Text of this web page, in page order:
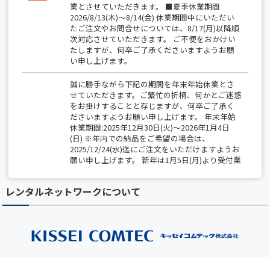
業とさせていただきます。 ■夏季休業期間
2026/8/13(木)～8/14(金) 休業期間中にいただい
たご注文やお問合せについては、8/17(月)以降順
次対応させていただきます。 ご不便をおかけい
たしますが、何卒ご了承くださいますようお願
い申し上げます。
誠に勝手ながら下記の期間を年末年始休業とさ
せていただきます。ご繁忙の折柄、何かとご迷惑
をお掛けすることと存じますが、何卒ご了承く
ださいますようお願い申し上げます。 年末年始
休業期間:2025年12月30日(火)～2026年1月4日
(日) ※年内での納品をご希望の場合は、
2025/12/24(水)迄にご注文をいただけますようお
願い申し上げます。 新年は1月5日(月)より受付業
【夏季休業のお知らせ】 2025/8/14(木)～
8/15(金)は全社一斉休業期間につき、 出荷業務
で、 ご不便をおかけしますが、何卒ご了承くだ
レンタルネットワークについて